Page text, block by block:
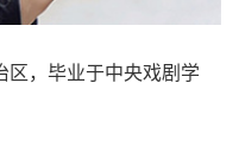
，毕业于中央戏剧学